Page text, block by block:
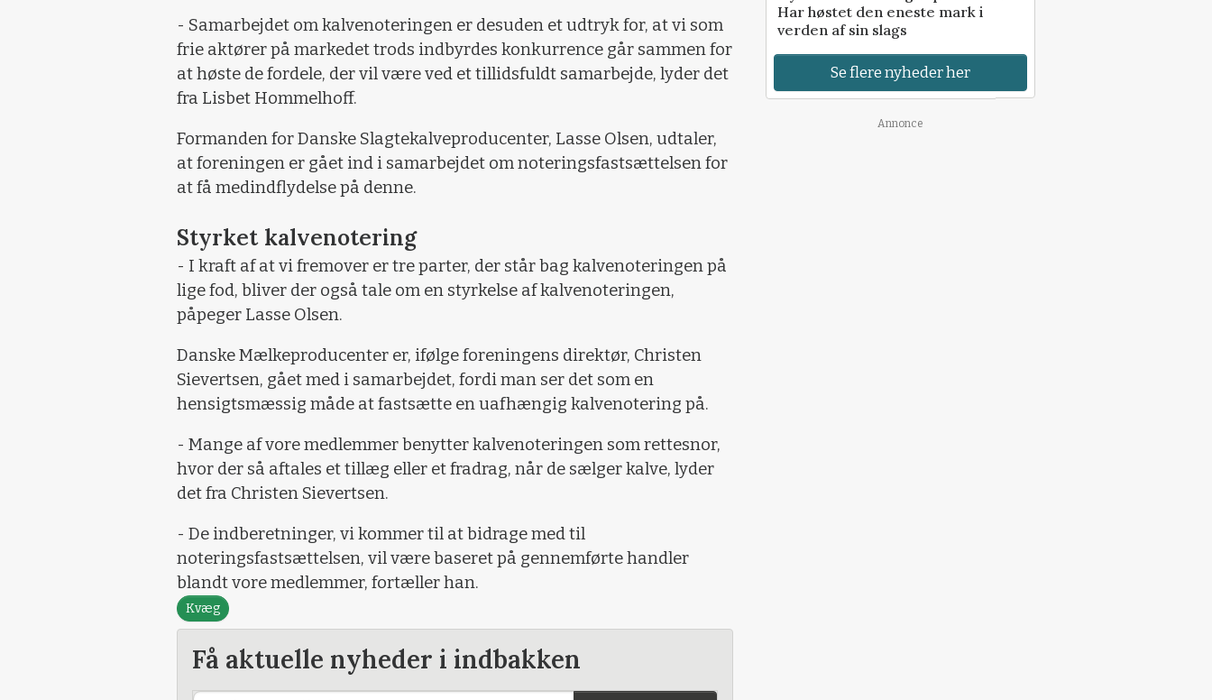
- Samarbejdet om kalvenoteringen er desuden et udtryk for, at vi som
frie aktører på markedet trods indbyrdes konkurrence går sammen for
at høste de fordele, der vil være ved et tillidsfuldt samarbejde, lyder det
fra Lisbet Hommelhoff.
Formanden for Danske Slagtekalveproducenter, Lasse Olsen, udtaler,
at foreningen er gået ind i samarbejdet om noteringsfastsættelsen for
at få medindflydelse på denne.
Styrket kalvenotering
- I kraft af at vi fremover er tre parter, der står bag kalvenoteringen på
lige fod, bliver der også tale om en styrkelse af kalvenoteringen,
påpeger Lasse Olsen.
Danske Mælkeproducenter er, ifølge foreningens direktør, Christen
Sievertsen, gået med i samarbejdet, fordi man ser det som en
hensigtsmæssig måde at fastsætte en uafhængig kalvenotering på.
- Mange af vore medlemmer benytter kalvenoteringen som rettesnor,
hvor der så aftales et tillæg eller et fradrag, når de sælger kalve, lyder
det fra Christen Sievertsen.
- De indberetninger, vi kommer til at bidrage med til
noteringsfastsættelsen, vil være baseret på gennemførte handler
blandt vore medlemmer, fortæller han.
Kvæg
Få aktuelle nyheder i indbakken
Har høstet den eneste mark i
verden af sin slags
Se flere nyheder her
Annonce